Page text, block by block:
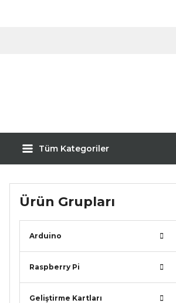
Tüm Kategoriler
Ürün Grupları
Arduino
Raspberry Pi
Geliştirme Kartları